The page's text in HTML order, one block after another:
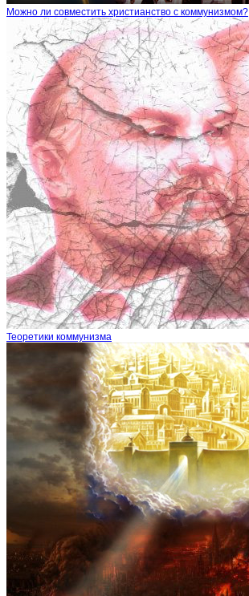
Можно ли совместить христианство с коммунизмом?
Теоретики коммунизма